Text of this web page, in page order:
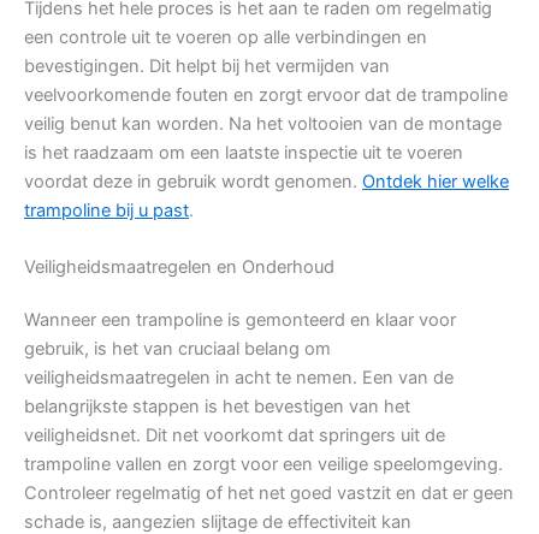
Tijdens het hele proces is het aan te raden om regelmatig
een controle uit te voeren op alle verbindingen en
bevestigingen. Dit helpt bij het vermijden van
veelvoorkomende fouten en zorgt ervoor dat de trampoline
veilig benut kan worden. Na het voltooien van de montage
is het raadzaam om een laatste inspectie uit te voeren
voordat deze in gebruik wordt genomen. Ontdek hier welke
trampoline bij u past.
Veiligheidsmaatregelen en Onderhoud
Wanneer een trampoline is gemonteerd en klaar voor
gebruik, is het van cruciaal belang om
veiligheidsmaatregelen in acht te nemen. Een van de
belangrijkste stappen is het bevestigen van het
veiligheidsnet. Dit net voorkomt dat springers uit de
trampoline vallen en zorgt voor een veilige speelomgeving.
Controleer regelmatig of het net goed vastzit en dat er geen
schade is, aangezien slijtage de effectiviteit kan